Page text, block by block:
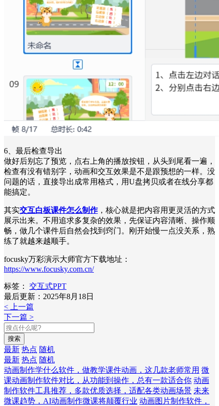
6、最后检查导出
做好后别忘了预览，点右上角的播放按钮，从头到尾看一遍，
检查有没有错别字，动画和交互效果是不是跟预想的一样。没
问题的话，直接导出成常用格式，用U盘拷贝或者在线分享都
能搞定。
其实交互白板课件怎么制作，核心就是把内容用更灵活的方式
展示出来。不用追求多复杂的效果，先保证内容清晰、操作顺
畅，做几个课件后自然会找到窍门。刚开始慢一点没关系，熟
练了就越来越顺手。
focusky万彩演示大师官方下载地址：
https://www.focusky.com.cn/
标签：
交互式PPT
最后更新：2025年8月18日
< 上一篇
下一篇 >
搜索
最新 热点 随机
最新 热点 随机
动画制作学什么软件，做教学课件动画，这几款老师常用 微
课动画制作软件对比，从功能到操作，总有一款适合你 动画
制作软件工具推荐，多款优质选择，适配各类动画场景 未来
微课趋势，AI动画制作微课将颠覆行业 动画图片制作软件，